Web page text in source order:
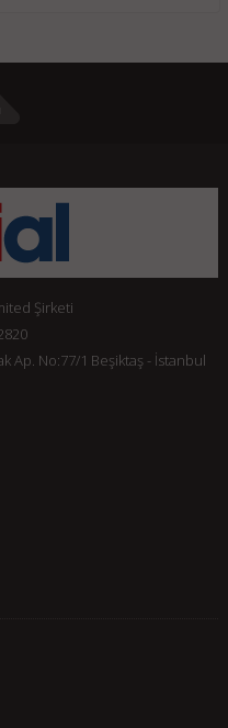
Şirketi
Ap. No:77/1 Beşiktaş - İstanbul